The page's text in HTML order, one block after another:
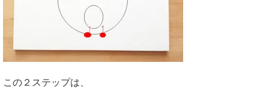
この２ステップは、